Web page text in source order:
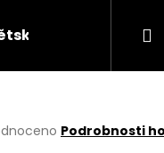
obuv
Podrobnosti